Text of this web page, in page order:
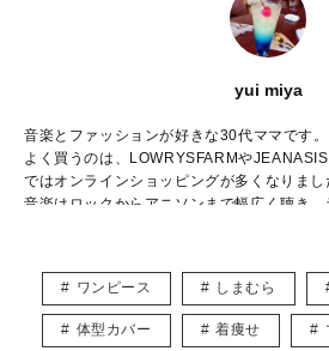
yui miya
音楽とファッションが好きな30代ママです。
よく買うのは、LOWRYSFARMや
ではオンラインショッピングが多くなりまし
音楽はロックからアニソンまで幅広く聴き、
ハリーポッターシリーズのファンで、ファ
趣味はハンドメイドやイラストを描くこと
コツ作業しています。
主にファッションの記事を書かせていただ
た“いいね”をみなさんと共有できたら嬉しい
ワンピース しまむら
体型カバー 着痩せ